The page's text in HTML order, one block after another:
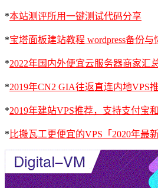
*本站测评所用一键测试代码分享
*宝塔面板建站教程 wordpress备份与
*2022年国内外便宜云服务器商家汇
*2019年CN2 GIA往返直连内地VPS
*2019年建站VPS推荐，支持支付宝
* 比搬瓦工更便宜的VPS「2020年最新